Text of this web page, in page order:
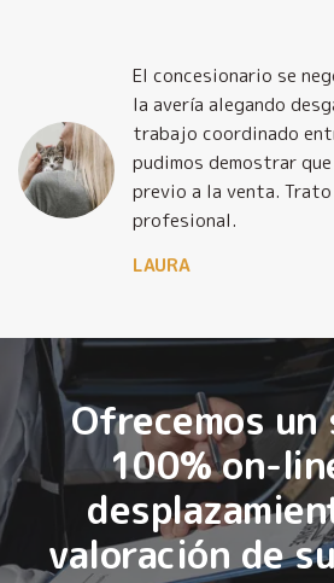
El concesionario se
la avería alegando
trabajo coordinado
pudimos demostrar
previo a la venta. Trato
profesional.
LAURA
Ofrecemos
100% on-
valoración de